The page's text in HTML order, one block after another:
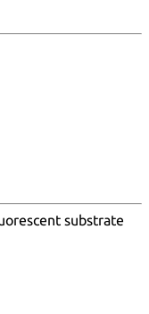
substrate